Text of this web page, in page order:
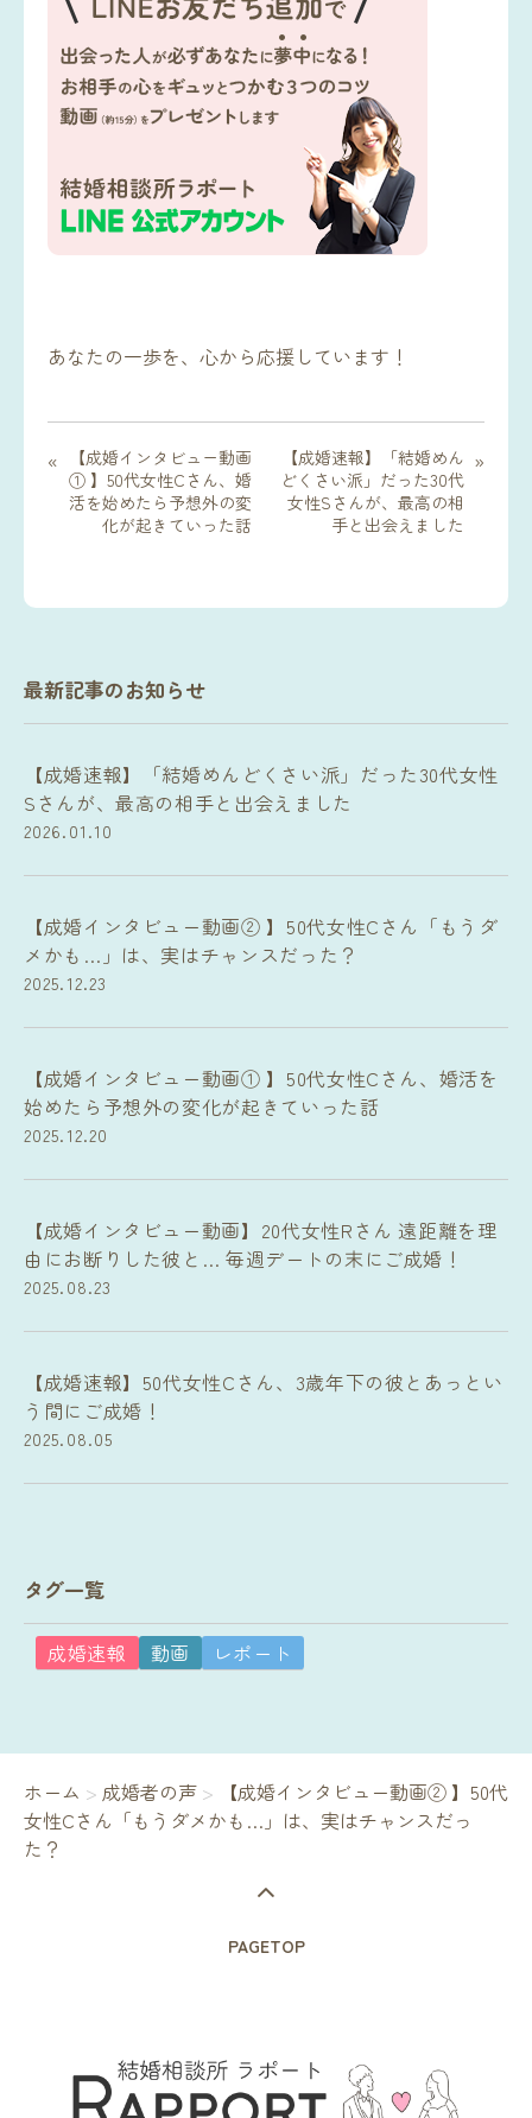
あなたの一歩を、心から応援しています！
«
【成婚インタビュー動画
① 】50代女性Cさん、婚
活を始めたら予想外の変
化が起きていった話
【成婚速報】「結婚めん
どくさい派」だった30代
女性Sさんが、最高の相
手と出会えました
»
最新記事のお知らせ
【成婚速報】「結婚めんどくさい派」だった30代女性
Sさんが、最高の相手と出会えました
2026.01.10
【成婚インタビュー動画② 】50代女性Cさん「もうダ
メかも…」は、実はチャンスだった？
2025.12.23
【成婚インタビュー動画① 】50代女性Cさん、婚活を
始めたら予想外の変化が起きていった話
2025.12.20
【成婚インタビュー動画】20代女性Rさん 遠距離を理
由にお断りした彼と… 毎週デートの末にご成婚！
2025.08.23
【成婚速報】50代女性Cさん、3歳年下の彼とあっとい
う間にご成婚！
2025.08.05
タグ一覧
成婚速報 動画 レポート
ホーム > 成婚者の声 >
【成婚インタビュー動画② 】50代
女性Cさん「もうダメかも…」は、実はチャンスだっ
た？
PAGETOP